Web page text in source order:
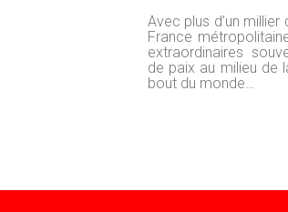
Avec plus d’un
France
extraordinaires
de paix au milieu de
bout du monde…